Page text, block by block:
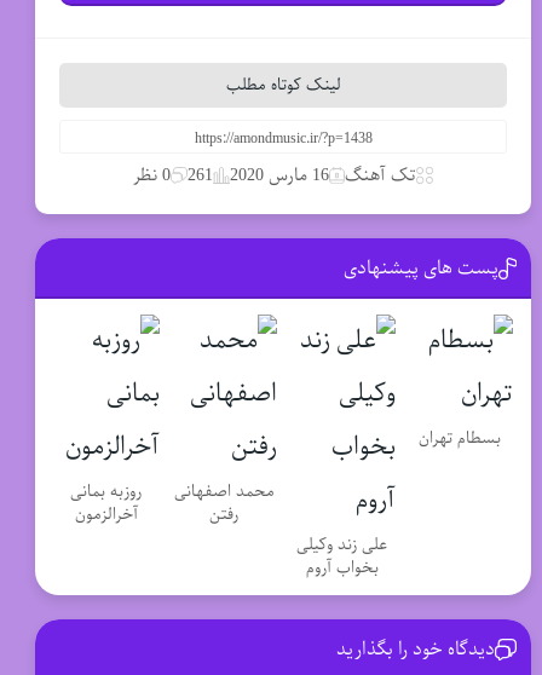
لینک کوتاه مطلب
تک آهنگ 16 مارس 2020 261 0 نظر
پست های پیشنهادی
بسطام تهران
علی زند وکیلی
بخواب آروم
محمد اصفهانی
رفتن
روزبه بمانی
آخرالزمون
دیدگاه خود را بگذارید